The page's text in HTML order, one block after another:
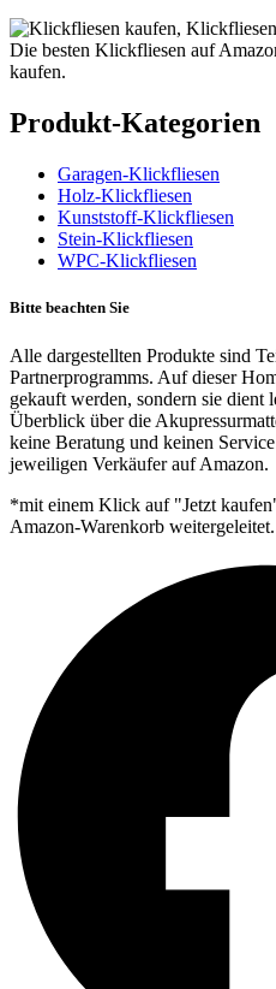
Die besten Klickfliesen auf
kaufen.
Produkt-Kategorien
Garagen-Klickfliesen
Holz-Klickfliesen
Kunststoff-Klickfliesen
Stein-Klickfliesen
WPC-Klickfliesen
Bitte beachten Sie
Alle dargestellten Produkte sind
Partnerprogramms. Auf dieser
gekauft werden, sondern sie dient
Überblick über die
keine Beratung und keinen
jeweiligen Verkäufer auf Amazon.
*mit einem Klick auf "Jetzt
Amazon-Warenkorb weitergeleitet.